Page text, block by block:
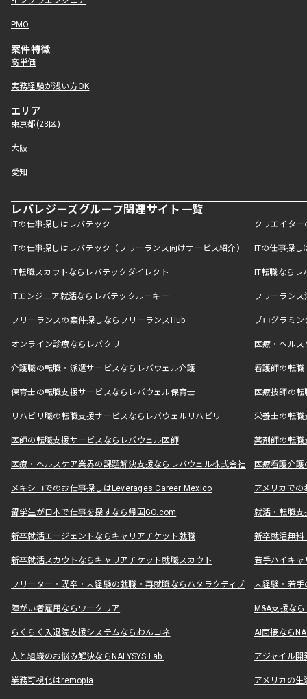
PMO
案件特徴
高単価
実務経験が浅い方OK
エリア
東京都(23区)
大阪
愛知
レバレジーズグループ関連サイト一覧
ITの仕事探しはレバテック クリエイタ
ITの仕事探しはレバテック（フリーランス向けサービス紹介） ITの仕事探
IT転職スカウトならレバテックダイレクト IT転職なら
ITエンジニア就活ならレバテックルーキー フリーラン
フリーランスの案件探しならフリーランスHub プログラミ
オンライン診療ならレバクリ 医療・ヘル
介護職の転職・派遣サービスならレバウェル介護 看護師の転
保育士の転職支援サービスならレバウェル保育士 医療技師の
リハビリ職の転職支援サービスならレバウェルリハビリ 栄養士の転
医師の転職支援サービスならレバウェル医師 薬剤師の転
医療・ヘルスケア業界の課題解決支援ならレバウェル株式会社 医療看護介
メキシコでのお仕事探しはLeverages Career Mexico アメリカで
留学生が日本で仕事を探すなら帰国GO.com 就活・転職
新卒就活エージェントならキャリアチケット就職 新卒就活無料
新卒就活スカウトならキャリアチケット就職スカウト 若手ハイキ
フリーター・既卒・未経験の就職・再就職ならハタラクティブ 未経験・若手
障がい者雇用ならワークリア M&A支援な
らくらく入退院支援システムならわんコネ AI面接なら
人と組織のお悩み解決ならNALYSYS Lab. アジャイル
業務可視化はremopia アメリカの